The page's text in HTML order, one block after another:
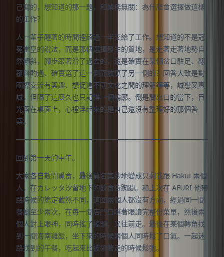
己寫的，想知道的那一題，和業務無關：為什麼會選擇做這樣
的工作？
人一輩子醒著的時間裡超過一半交給了工作。想知道的不是冠
冕堂皇的說法，而是那個選擇發生的質地，是走著走著地勢自
然傾斜，腳步跟著滑了過去的，還是確實在某個岔口駐足、翻
覆斟酌過、確實選了這一側而放棄了另一側的？回答大致是對
國際交流有興趣、想促進不同文化之間的理解等等，誠懇又真
誠，但隔了這麼久也只記得一個輪廓。倒是問出口的當下，目
光落在桌面上，心裡浮起來的是自己還沒有整理好的那個答
案。
回到第一天的中午。
大家各自散開覓食，最後莫名其妙地變成只剩我跟 Hakui 兩個
人，在カレッタ汐留地下的飲食街踟躕。和上次在 AFURI 他帶
路時候的篤定截然不同，這回兩個人都沒有方向，經過同一間
餐廳至少兩次，在每一間店門口瞇著眼讀完整份菜單，然後兩
個人對上眼神，同時搖了搖頭，又往前走。最後在某個轉角找
到一間海南雞飯，坐下來的時候兩個人同時鬆了口氣。一起迷
路找到的午餐，吃起來比被領著走的時候鬆弛。